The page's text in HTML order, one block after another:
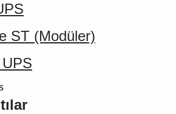
ST (Modüler)